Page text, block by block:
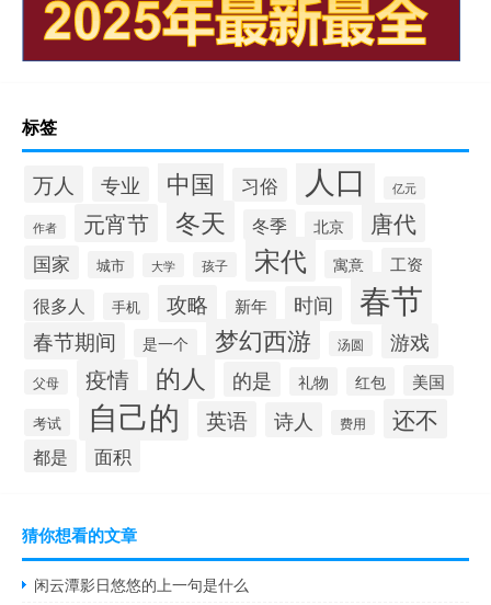
标签
万人 专业 中国 习俗 人口 亿元
作者 元宵节 冬天 冬季 北京 唐代
国家 城市 大学 孩子 宋代 寓意 工资
很多人 手机 攻略 新年 时间 春节
春节期间 是一个 梦幻西游 汤圆 游戏
父母 疫情 的人 的是 礼物 红包 美国
考试 自己的 英语 诗人 费用 还不
都是 面积
猜你想看的文章
闲云潭影日悠悠的上一句是什么